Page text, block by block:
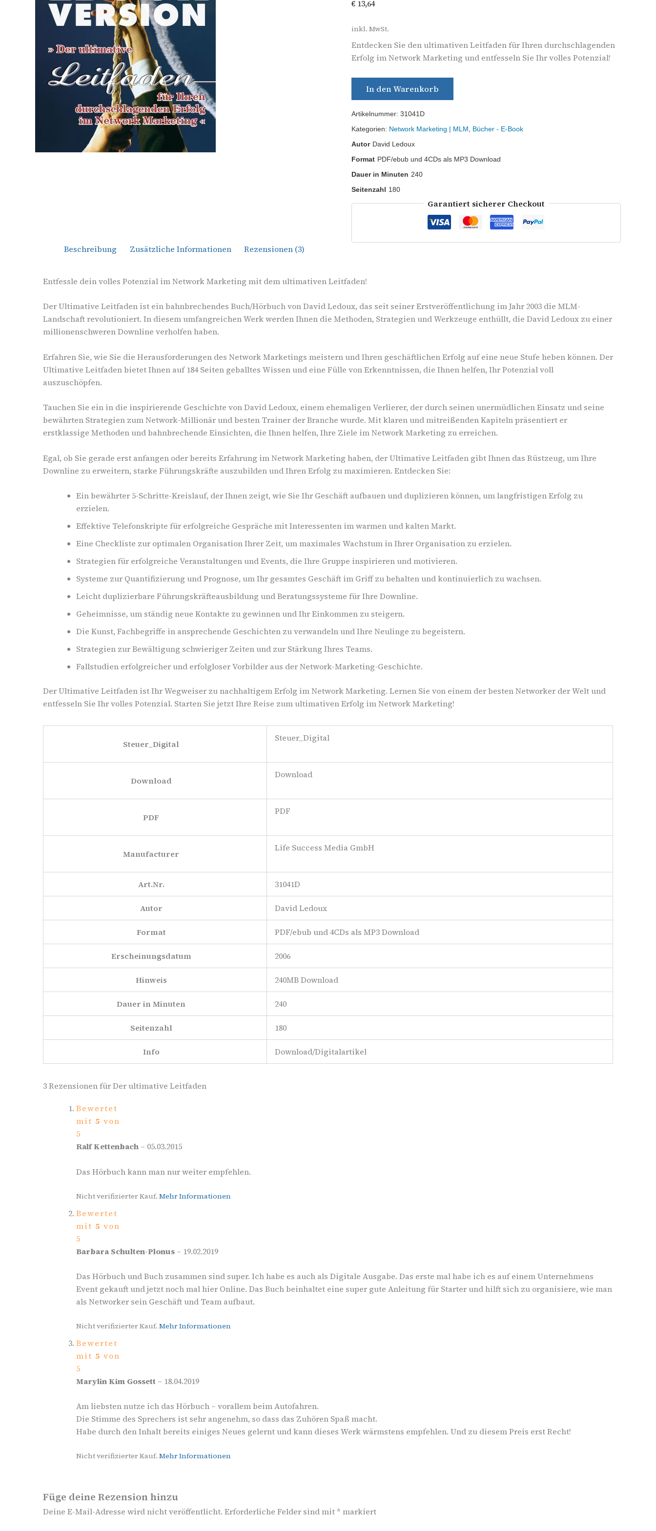
€ 13,64
inkl. MwSt.
Entdecken Sie den ultimativen Leitfaden für Ihren durchschlagenden
Erfolg im Network Marketing und entfesseln Sie Ihr volles Potenzial!
In den Warenkorb
Artikelnummer: 31041D
Kategorien: Network Marketing | MLM
Bücher - E-Book
Autor David Ledoux
Format PDF/ebub und 4CDs als MP3 Download
Dauer in Minuten 240
Seitenzahl 180
Garantiert sicherer Checkout
Beschreibung Zusätzliche Informationen Rezensionen (3)
Entfessle dein volles Potenzial im Network Marketing mit dem ultimativen Leitfaden!
Der Ultimative Leitfaden ist ein bahnbrechendes Buch/Hörbuch von David Ledoux, das seit seiner Erstveröffentlichung im Jahr 2003 die MLM-
Landschaft revolutioniert. In diesem umfangreichen Werk werden Ihnen die Methoden, Strategien und Werkzeuge enthüllt, die David Ledoux zu einer
millionenschweren Downline verholfen haben.
Erfahren Sie, wie Sie die Herausforderungen des Network Marketings meistern und Ihren geschäftlichen Erfolg auf eine neue Stufe heben können. Der
Ultimative Leitfaden bietet Ihnen auf 184 Seiten geballtes Wissen und eine Fülle von Erkenntnissen, die Ihnen helfen, Ihr Potenzial voll
auszuschöpfen.
Tauchen Sie ein in die inspirierende Geschichte von David Ledoux, einem ehemaligen Verlierer, der durch seinen unermüdlichen Einsatz und seine
bewährten Strategien zum Network-Millionär und besten Trainer der Branche wurde. Mit klaren und mitreißenden Kapiteln präsentiert er
erstklassige Methoden und bahnbrechende Einsichten, die Ihnen helfen, Ihre Ziele im Network Marketing zu erreichen.
Egal, ob Sie gerade erst anfangen oder bereits Erfahrung im Network Marketing haben, der Ultimative Leitfaden gibt Ihnen das Rüstzeug, um Ihre
Downline zu erweitern, starke Führungskräfte auszubilden und Ihren Erfolg zu maximieren. Entdecken Sie:
Ein bewährter 5-Schritte-Kreislauf, der Ihnen zeigt, wie Sie Ihr Geschäft aufbauen und duplizieren können, um langfristigen Erfolg zu
erzielen.
Effektive Telefonskripte für erfolgreiche Gespräche mit Interessenten im warmen und kalten Markt.
Eine Checkliste zur optimalen Organisation Ihrer Zeit, um maximales Wachstum in Ihrer Organisation zu erzielen.
Strategien für erfolgreiche Veranstaltungen und Events, die Ihre Gruppe inspirieren und motivieren.
Systeme zur Quantifizierung und Prognose, um Ihr gesamtes Geschäft im Griff zu behalten und kontinuierlich zu wachsen.
Leicht duplizierbare Führungskräfteausbildung und Beratungssysteme für Ihre Downline.
Geheimnisse, um ständig neue Kontakte zu gewinnen und Ihr Einkommen zu steigern.
Die Kunst, Fachbegriffe in ansprechende Geschichten zu verwandeln und Ihre Neulinge zu begeistern.
Strategien zur Bewältigung schwieriger Zeiten und zur Stärkung Ihres Teams.
Fallstudien erfolgreicher und erfolgloser Vorbilder aus der Network-Marketing-Geschichte.
Der Ultimative Leitfaden ist Ihr Wegweiser zu nachhaltigem Erfolg im Network Marketing. Lernen Sie von einem der besten Networker der Welt und
entfesseln Sie Ihr volles Potenzial. Starten Sie jetzt Ihre Reise zum ultimativen Erfolg im Network Marketing!
Steuer_Digital
Steuer_Digital
Download
Download
PDF
PDF
Manufacturer
Life Success Media GmbH
Art.Nr. 31041D
Autor David Ledoux
Format PDF/ebub und 4CDs als MP3 Download
Erscheinungsdatum 2006
Hinweis 240MB Download
Dauer in Minuten 240
Seitenzahl 180
Info Download/Digitalartikel
3 Rezensionen fürDer ultimative Leitfaden
Bewertet
mit 5 von
5
Ralf Kettenbach – 05.03.2015
Das Hörbuch kann man nur weiter empfehlen.
Nicht verifizierter Kauf. Mehr Informationen
Bewertet
mit 5 von
5
Barbara Schulten-Plonus – 19.02.2019
Das Hörbuch und Buch zusammen sind super. Ich habe es auch als Digitale Ausgabe. Das erste mal habe ich es auf einem Unternehmens
Event gekauft und jetzt noch mal hier Online. Das Buch beinhaltet eine super gute Anleitung für Starter und hilft sich zu organisiere, wie man
als Networker sein Geschäft und Team aufbaut.
Nicht verifizierter Kauf. Mehr Informationen
Bewertet
mit 5 von
5
Marylin Kim Gossett – 18.04.2019
Am liebsten nutze ich das Hörbuch – vorallem beim Autofahren.
Die Stimme des Sprechers ist sehr angenehm, so dass das Zuhören Spaß macht.
Habe durch den Inhalt bereits einiges Neues gelernt und kann dieses Werk wärmstens empfehlen. Und zu diesem Preis erst Recht!
Nicht verifizierter Kauf. Mehr Informationen
Füge deine Rezension hinzu
Deine E-Mail-Adresse wird nicht veröffentlicht. Erforderliche Felder sind mit* markiert